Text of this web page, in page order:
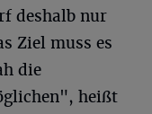
deshalb nur
Ziel muss es
die
heißt